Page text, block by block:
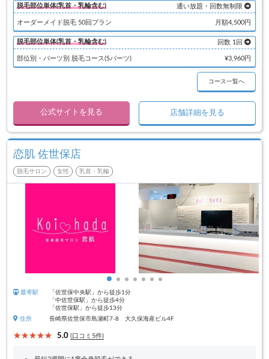
脱毛部位単体(乳首・乳輪含む) 通い放題・回数無制限
オーダーメイド脱毛 50回プラン 月額4,500円
脱毛部位単体(乳首・乳輪含む) 回数 1回
部位別・パーツ別 脱毛コース(Sパーツ) ¥3,960円
コース一覧へ
公式サイトを見る 店舗詳細を見る
恋肌 佐世保店
脱毛サロン 女性 乳首・乳輪
最寄駅
「佐世保中央駅」から徒歩1分
「中佐世保駅」から徒歩4分
「佐世保駅」から徒歩13分
住所
長崎県佐世保市島瀬町7-8 大久保海産ビル4F
5.0 (口コミ5件)